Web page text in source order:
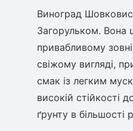
Виноград
Загорульком. Вона
привабливому
свіжому вигляді,
смак із легким
високій стійкості
ґрунту в більшості